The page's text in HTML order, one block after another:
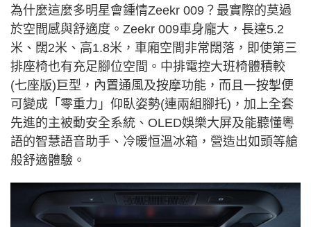
為什麼這麼多明星會鍾情Zeekr 009？最實際的莫過
於空間感與舒適度。Zeekr 009車身龐大，長達5.2
米、闊2米、高1.8米，車廂空間非常闊落，即使第三
排座椅也有充足腳位空間。中排電控大班椅體積較
(七座版)巨型，內置通風及按摩功能，而且一按掣便
可變成「零重力」仰臥姿勢(連兩組腳托)，加上全套
先進的主被動安全系統、OLED娛樂大屏及能聽懂粵
語的智慧語音助手、冷暖恒溫冰箱，營造出如頭等艙
般舒適體驗。